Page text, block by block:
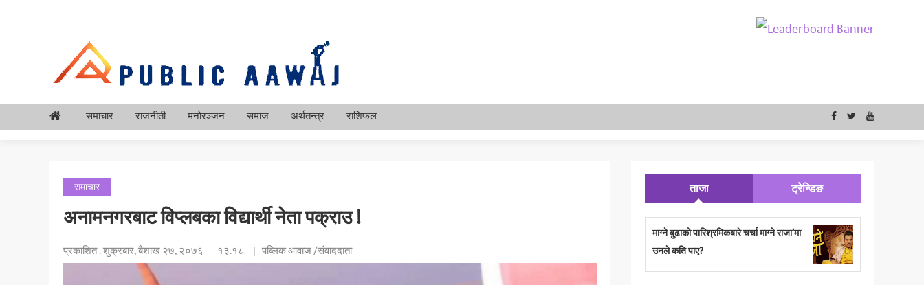
समाचार राजनीती मनोरञ्जन समाज अर्थतन्त्र राशिफल
समाचार
अनामनगरबाट विप्लबका विद्यार्थी नेता पक्राउ !
प्रकाशित : शुक्रबार, बैशाख २७, २०७६ १३:१८ पब्लिक आवाज /संवाददाता
ताजा ट्रेन्डिङ
माग्ने बुढाको पारिश्रमिकबारे चर्चा माग्ने राजा’मा
उनले कति पाए?